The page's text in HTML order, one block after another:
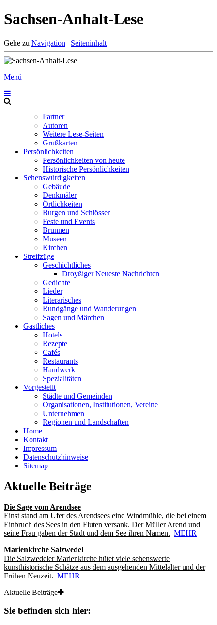
Sachsen-Anhalt-Lese
Gehe zu Navigation | Seiteninhalt
Menü
Partner
Autoren
Weitere Lese-Seiten
Grußkarten
Persönlichkeiten
Persönlichkeiten von heute
Historische Persönlichkeiten
Sehenswürdigkeiten
Gebäude
Denkmäler
Örtlichkeiten
Burgen und Schlösser
Feste und Events
Brunnen
Museen
Kirchen
Streifzüge
Geschichtliches
Droyßiger Neueste Nachrichten
Gedichte
Lieder
Literarisches
Rundgänge und Wanderungen
Sagen und Märchen
Gastliches
Hotels
Rezepte
Cafés
Restaurants
Handwerk
Spezialitäten
Vorgestellt
Städte und Gemeinden
Organisationen, Institutionen, Vereine
Unternehmen
Regionen und Landschaften
Home
Kontakt
Impressum
Datenschutzhinweise
Sitemap
Aktuelle Beiträge
Die Sage vom Arendsee
Einst stand am Ufer des Arendsees eine Windmühle, die bei einem
Einbruch des Sees in den Fluten versank. Der Müller Arend und
seine Frau gaben der Stadt und dem See ihren Namen. MEHR
Marienkirche Salzwedel
Die Salzwedeler Marienkirche hütet viele sehenswerte
kunsthistorische Schätze aus dem ausgehenden Mittelalter und der
Frühen Neuzeit. MEHR
Aktuelle Beiträge
Sie befinden sich hier: